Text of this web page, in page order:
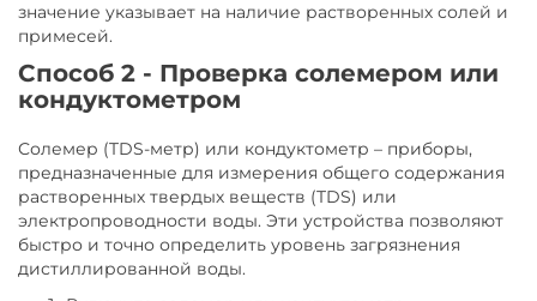
значение указывает на наличие растворенных солей и
примесей.
Способ 2 - Проверка солемером или
кондуктометром
Солемер (TDS-метр) или кондуктометр – приборы,
предназначенные для измерения общего содержания
растворенных твердых веществ (TDS) или
электропроводности воды. Эти устройства позволяют
быстро и точно определить уровень загрязнения
дистиллированной воды.